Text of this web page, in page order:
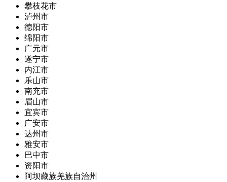
攀枝花市
泸州市
德阳市
绵阳市
广元市
遂宁市
内江市
乐山市
南充市
眉山市
宜宾市
广安市
达州市
雅安市
巴中市
资阳市
阿坝藏族羌族自治州